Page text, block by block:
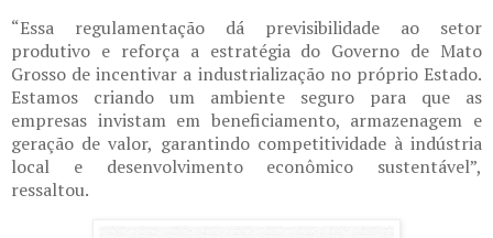
“Essa regulamentação dá previsibilidade ao setor
produtivo e reforça a estratégia do Governo de Mato
Grosso de incentivar a industrialização no próprio Estado.
Estamos criando um ambiente seguro para que as
empresas invistam em beneficiamento, armazenagem e
geração de valor, garantindo competitividade à indústria
local e desenvolvimento econômico sustentável”,
ressaltou.